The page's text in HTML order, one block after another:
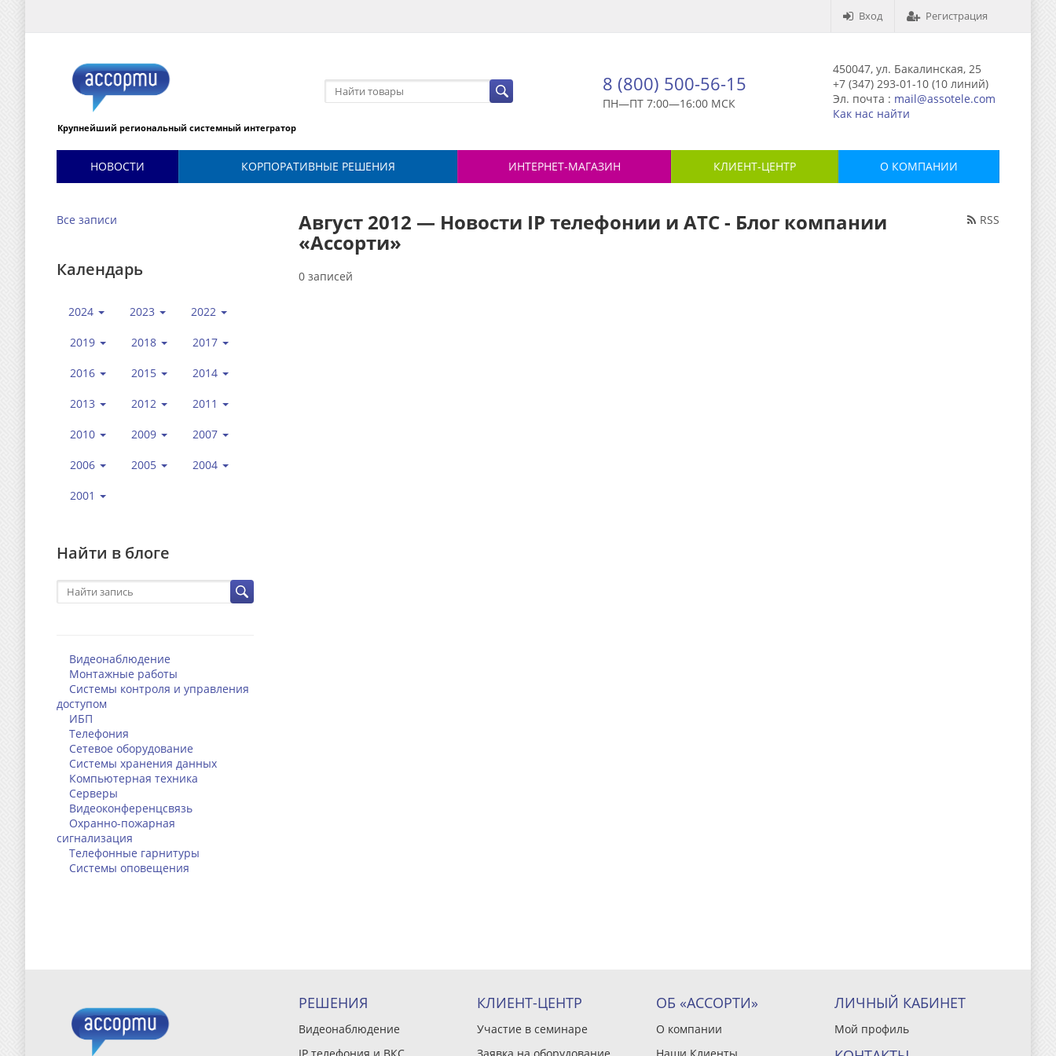
Вход Регистрация
Крупнейший региональный системный интегратор
8 (800) 500-56-15
ПН—ПТ 7:00—16:00 МСК
450047, ул. Бакалинская, 25
+7 (347) 293-01-10 (10 линий)
Эл. почта : mail@assotele.com
Как нас найти
НОВОСТИ КОРПОРАТИВНЫЕ РЕШЕНИЯ ИНТЕРНЕТ-МАГАЗИН КЛИЕНТ-ЦЕНТР О КОМПАНИИ
Все записи
Календарь
2024 2023 2022
2019 2018 2017
2016 2015 2014
2013 2012 2011
2010 2009 2007
2006 2005 2004
2001
Найти в блоге
Видеонаблюдение
Монтажные работы
Системы контроля и управления
доступом
ИБП
Телефония
Сетевое оборудование
Системы хранения данных
Компьютерная техника
Серверы
Видеоконференцсвязь
Охранно-пожарная
сигнализация
Телефонные гарнитуры
Системы оповещения
RSS
Август 2012 — Новости IP телефонии и АТС - Блог компании
«Ассорти»
0 записей
РЕШЕНИЯ
Видеонаблюдение
КЛИЕНТ-ЦЕНТР
Участие в семинаре
ОБ «АССОРТИ»
О компании
ЛИЧНЫЙ КАБИНЕТ
Мой профиль